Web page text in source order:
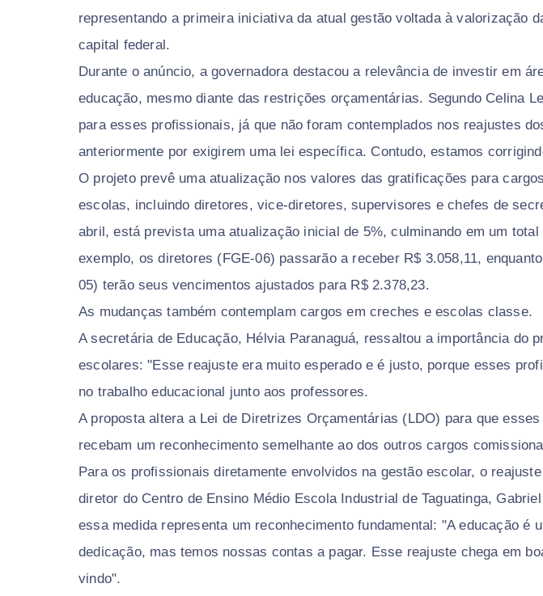
representando a primeira iniciativa da atual gestão voltada à valorização
capital federal.
Durante o anúncio, a governadora destacou a relevância de investir em
educação, mesmo diante das restrições orçamentárias. Segundo Celina
para esses profissionais, já que não foram contemplados nos reajustes
anteriormente por exigirem uma lei específica. Contudo, estamos
O projeto prevê uma atualização nos valores das gratificações para
escolas, incluindo diretores, vice-diretores, supervisores e chefes de
abril, está prevista uma atualização inicial de 5%, culminando em um
exemplo, os diretores (FGE-06) passarão a receber R$ 3.058,11,
05) terão seus vencimentos ajustados para R$ 2.378,23.
As mudanças também contemplam cargos em creches e escolas classe.
A secretária de Educação, Hélvia Paranaguá, ressaltou a importância do
escolares: "Esse reajuste era muito esperado e é justo, porque esses
no trabalho educacional junto aos professores.
A proposta altera a Lei de Diretrizes Orçamentárias (LDO) para que
recebam um reconhecimento semelhante ao dos outros cargos
Para os profissionais diretamente envolvidos na gestão escolar, o
diretor do Centro de Ensino Médio Escola Industrial de Taguatinga,
essa medida representa um reconhecimento fundamental: "A educação é
dedicação, mas temos nossas contas a pagar. Esse reajuste chega em
vindo".